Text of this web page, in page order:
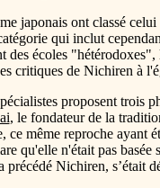
japonais ont classé
qui inclut
des écoles
critiques de Nichiren à
proposent trois
, le fondateur de la
même reproche ayant
qu'elle n'était pas
précédé Nichiren, s’était